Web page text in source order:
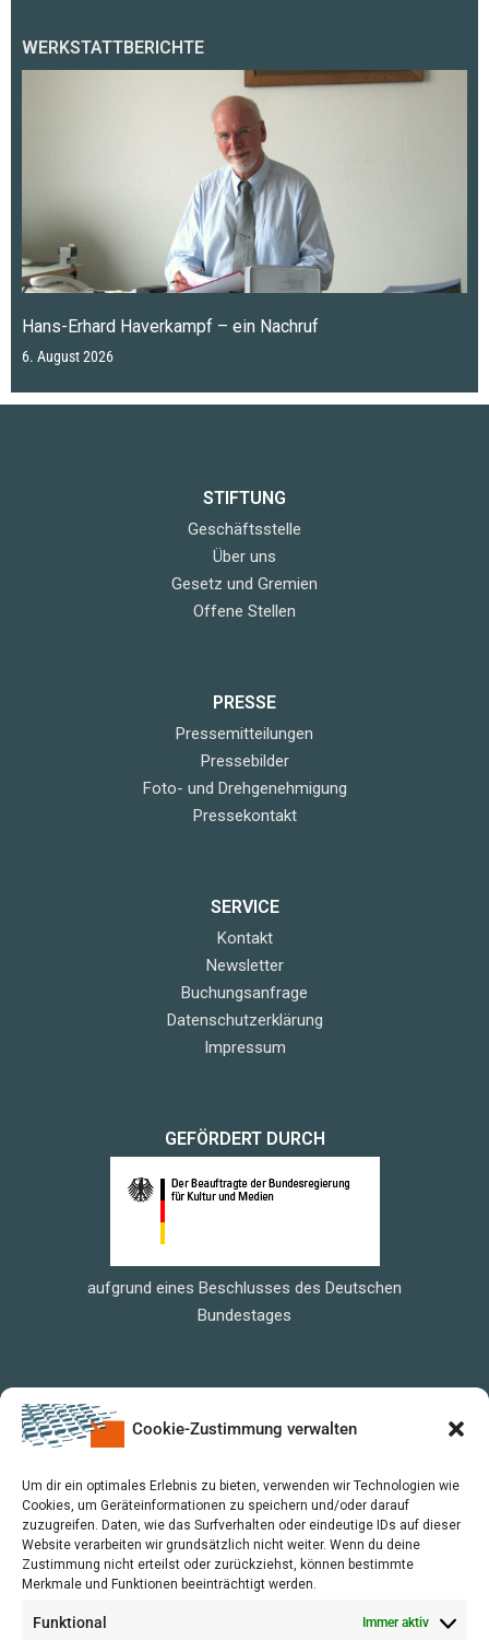
Cookie-Zustimmung verwalten
Um dir ein optimales Erlebnis zu bieten, verwenden wir Technologien wie
Cookies, um Geräteinformationen zu speichern und/oder darauf
zuzugreifen. Daten, wie das Surfverhalten oder eindeutige IDs auf dieser
Website verarbeiten wir grundsätzlich nicht weiter. Wenn du deine
Zustimmung nicht erteilst oder zurückziehst, können bestimmte
Merkmale und Funktionen beeinträchtigt werden.
Funktional Immer aktiv
WERKSTATTBERICHTE
Hans-Erhard Haverkampf – ein Nachruf
6. August 2026
STIFTUNG
Geschäftsstelle
Über uns
Gesetz und Gremien
Offene Stellen
PRESSE
Pressemitteilungen
Pressebilder
Foto- und Drehgenehmigung
Pressekontakt
SERVICE
Kontakt
Newsletter
Buchungsanfrage
Datenschutzerklärung
Impressum
GEFÖRDERT DURCH
aufgrund eines Beschlusses des Deutschen
Bundestages